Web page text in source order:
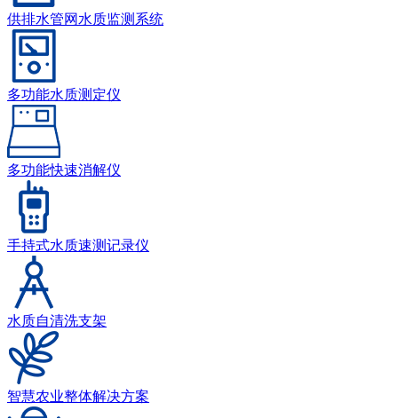
供排水管网水质监测系统
多功能水质测定仪
多功能快速消解仪
手持式水质速测记录仪
水质自清洗支架
智慧农业整体解决方案